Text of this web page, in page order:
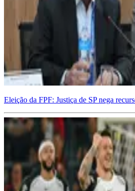
Eleição da FPF: Justiça de SP nega